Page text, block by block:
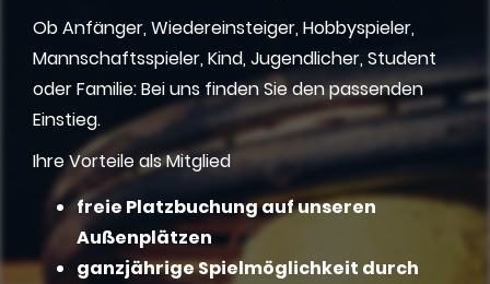
Ob Anfänger, Wiedereinsteiger, Hobbyspieler,
Mannschaftsspieler, Kind, Jugendlicher, Student
oder Familie: Bei uns finden Sie den passenden
Einstieg.
Ihre Vorteile als Mitglied
freie Platzbuchung auf unseren
Außenplätzen
ganzjährige Spielmöglichkeit durch